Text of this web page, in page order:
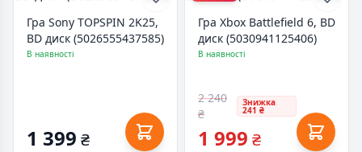
Гра Sony TOPSPIN 2K25,
BD диск (5026555437585)
В наявності
1 399 ₴
Гра Xbox Battlefield 6, BD
диск (5030941125406)
В наявності
2 240
₴
Знижка
241 ₴
1 999 ₴